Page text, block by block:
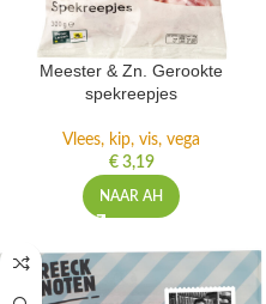
Meester & Zn. Gerookte
spekreepjes
Vlees, kip, vis, vega
€3,19
NAAR AH